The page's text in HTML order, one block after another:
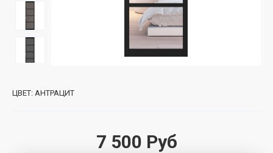
7 500 Руб
ЦВЕТ: АНТРАЦИТ